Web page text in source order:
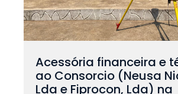
Acessória financeira e
ao Consorcio (Neusa
Lda e Fiprocon, Lda) na